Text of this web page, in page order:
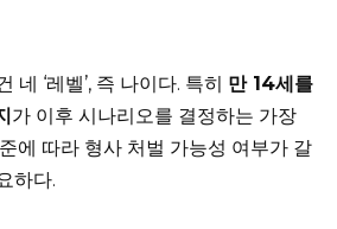
네 ‘레벨’, 즉 나이다. 특히 만 14세를
가 이후 시나리오를 결정하는 가장
에 따라 형사 처벌 가능성 여부가 갈
하다.